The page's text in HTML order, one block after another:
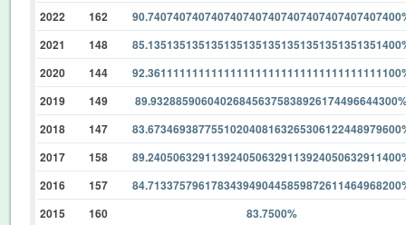
2022
162
2021
148
2020
144
2019
149
2018
147
2017
158
2016
157
2015
160
83.7500%